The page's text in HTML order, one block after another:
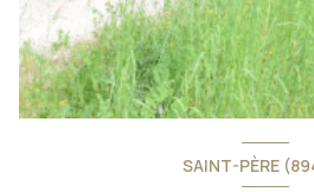
SAINT-PÈRE